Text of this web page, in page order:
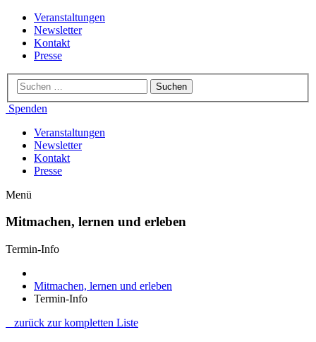
Veranstaltungen
Newsletter
Kontakt
Presse
Spenden
Veranstaltungen
Newsletter
Kontakt
Presse
Menü
Mitmachen, lernen und erleben
Termin-Info
Mitmachen, lernen und erleben
Termin-Info
zurück zur kompletten Liste